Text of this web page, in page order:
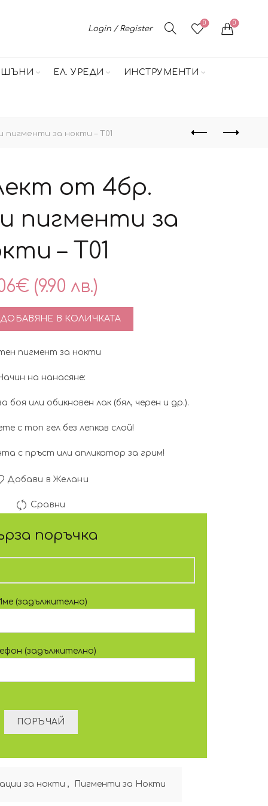
Login / Register
0 0
ЕЛ. УРЕДИ ИНСТРУМЕНТИ
за нокти – T01
от 4бр.
пигменти за
– T01
€ (9.90 лв.)
за Комплект от 4бр. метални пигменти за нокти – T01
ДОБАВЯНЕ В КОЛИЧКАТА
пигмент за нокти
на нанасяне:
боя или обикновен лак (бял, черен и др.).
с топ гел без лепкав слой!
с пръст или апликатор за грим!
Добави в Желани
Сравни
поръчка
(задължително)
(задължително)
за нокти , Пигменти за Нокти